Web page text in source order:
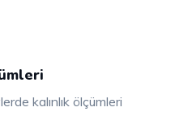
kalınlık ölçümleri